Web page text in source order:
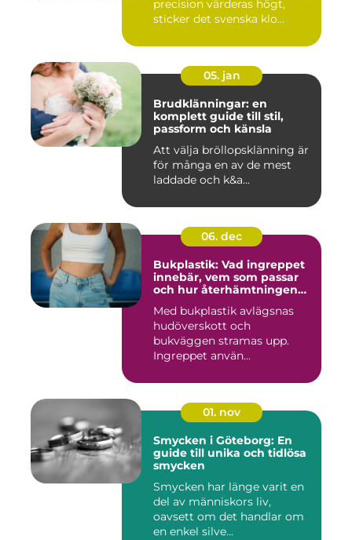
precision värderas högt,
sticker det svenska klo...
05. jan
Brudklänningar: en
komplett guide till stil,
passform och känsla
Att välja bröllopsklänning är
för många en av de mest
laddade och k&a...
06. dec
Bukplastik: Vad ingreppet
innebär, vem som passar
och hur återhämtningen
Med bukplastik avlägsnas
hudöverskott och
bukväggen stramas upp.
Ingreppet använ...
01. nov
Smycken i Göteborg: En
guide till unika och tidlösa
smycken
Smycken har länge varit en
del av människors liv,
oavsett om det handlar om
en enkel silve...